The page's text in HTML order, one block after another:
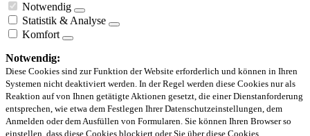
Notwendig
Statistik & Analyse
Komfort
Notwendig:
Diese Cookies sind zur Funktion der Website erforderlich und können in Ihren
Systemen nicht deaktiviert werden. In der Regel werden diese Cookies nur als
Reaktion auf von Ihnen getätigte Aktionen gesetzt, die einer Dienstanforderung
entsprechen, wie etwa dem Festlegen Ihrer Datenschutzeinstellungen, dem
Anmelden oder dem Ausfüllen von Formularen. Sie können Ihren Browser so
einstellen, dass diese Cookies blockiert oder Sie über diese Cookies